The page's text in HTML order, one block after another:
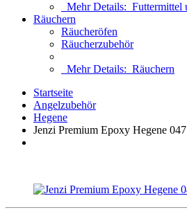
Mehr Details: Futtermittel
Räuchern
Räucheröfen
Räucherzubehör
Mehr Details: Räuchern
Startseite
Angelzubehör
Hegene
Jenzi Premium Epoxy Hegene 047